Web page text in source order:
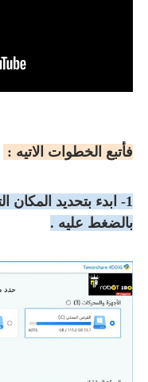
فأتبع الخطوات الاتيه :
1- ابدء بتحديد
بالضغط عليه .